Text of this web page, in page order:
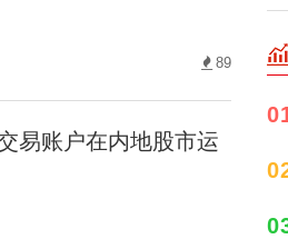
89
易账户在内地股市运